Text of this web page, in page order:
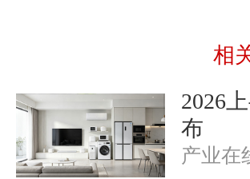
相
2026
布
产业在